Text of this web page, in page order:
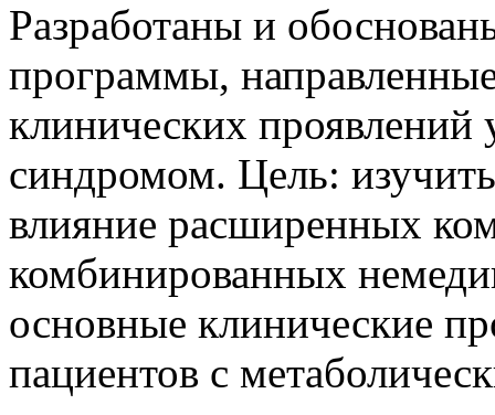
Разработаны и
программы,
клинических проявлений
синдромом. Цель:
влияние расширенных
комбинированных
основные клинические
пациентов с